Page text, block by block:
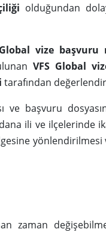
olduğundan
vize başvuru
VFS Global
tarafından
ve başvuru
ili ve ilçelerinde
yönlendirilmesi
zaman